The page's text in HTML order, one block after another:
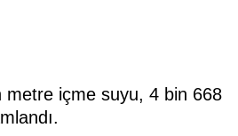
metre içme suyu, 4 bin 668